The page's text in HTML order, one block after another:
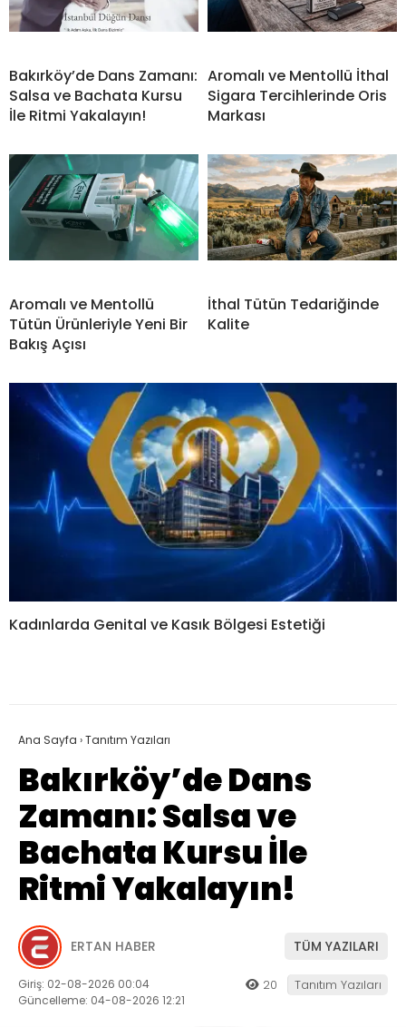
Bakırköy’de Dans Zamanı:
Salsa ve Bachata Kursu
İle Ritmi Yakalayın!
Aromalı ve Mentollü İthal
Sigara Tercihlerinde Oris
Markası
Aromalı ve Mentollü
Tütün Ürünleriyle Yeni Bir
Bakış Açısı
İthal Tütün Tedariğinde
Kalite
Kadınlarda Genital ve Kasık Bölgesi Estetiği
Ana Sayfa ›Tanıtım Yazıları
Bakırköy’de Dans
Zamanı: Salsa ve
Bachata Kursu İle
Ritmi Yakalayın!
ERTAN HABER TÜM YAZILARI
Giriş: 02-08-2026 00:04
Güncelleme: 04-08-2026 12:21
20 Tanıtım Yazıları